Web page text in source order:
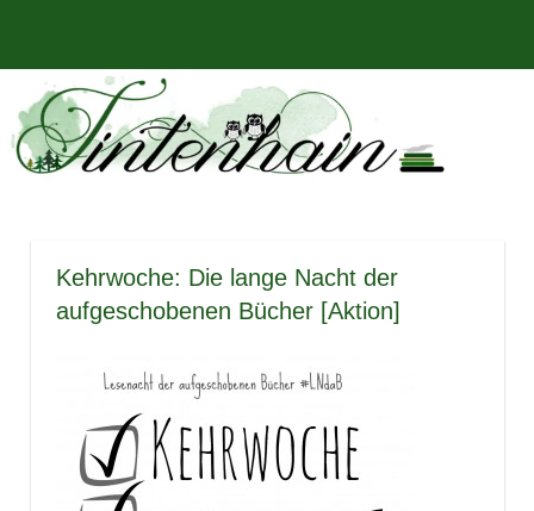
springen
Tintenhain
–
Der
Rezensionen
und
mehr
Kehrwoche: Die lange Nacht der
aufgeschobenen Bücher [Aktion]